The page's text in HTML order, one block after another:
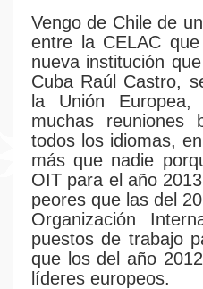
Vengo de Chile de
entre la CELAC
nueva institución
Cuba Raúl Castro,
la Unión Europea,
muchas reuniones
todos los idiomas,
más que nadie
OIT para el año
peores que las del
Organización
puestos de trabajo
que los del año
líderes europeos.